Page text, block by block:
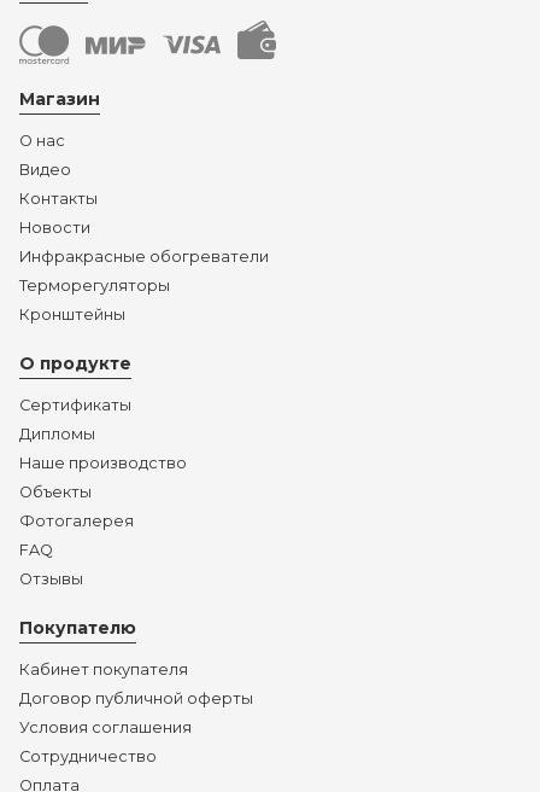
Магазин
О нас
Видео
Контакты
Новости
Инфракрасные обогреватели
Терморегуляторы
Кронштейны
О продукте
Сертификаты
Дипломы
Наше производство
Объекты
Фотогалерея
FAQ
Отзывы
Покупателю
Кабинет покупателя
Договор публичной оферты
Условия соглашения
Сотрудничество
Оплата